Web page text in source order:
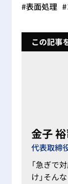
#表面処理
この記事
金子
代表取締
「急ぎで
け」そん